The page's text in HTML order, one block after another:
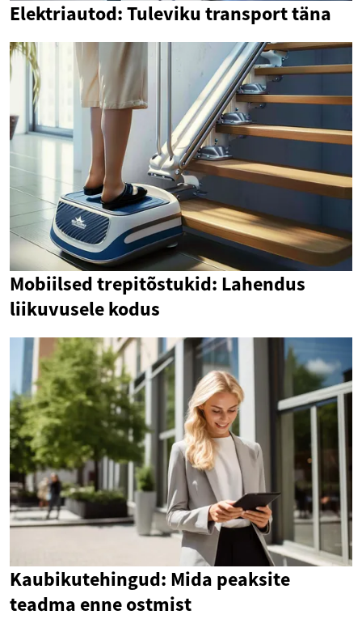
Elektriautod: Tuleviku transport täna
Mobiilsed trepitõstukid: Lahendus
liikuvusele kodus
Kaubikutehingud: Mida peaksite
teadma enne ostmist